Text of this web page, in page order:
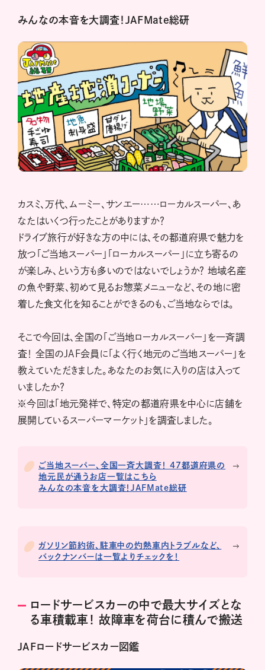
みんなの本音を大調査！JAFMate総研
カスミ、万代、ムーミー、サンエー……ローカルスーパー、あ
なたはいくつ行ったことがありますか？
ドライブ旅行が好きな方の中には、その都道府県で魅力を
放つ「ご当地スーパー」「ローカルスーパー」に立ち寄るの
が楽しみ、という方も多いのではないでしょうか？ 地域名産
の魚や野菜、初めて見るお惣菜メニューなど、その地に密
着した食文化を知ることができるのも、ご当地ならでは。
そこで今回は、全国の「ご当地ローカルスーパー」を一斉調
査！ 全国のJAF会員に「よく行く地元のご当地スーパー」を
教えていただきました。あなたのお気に入りの店は入って
いましたか？
※今回は「地元発祥で、特定の都道府県を中心に店舗を
展開しているスーパーマーケット」を調査しました。
ご当地スーパー、全国一斉大調査！ 47都道府県の
地元民が通うお店一覧はこちら
みんなの本音を大調査！JAFMate総研
ガソリン節約術、駐車中の灼熱車内トラブルなど、
バックナンバーは一覧よりチェックを！
ロードサービスカーの中で最大サイズとな
る車積載車！ 故障車を荷台に積んで搬送
JAFロードサービスカー図鑑